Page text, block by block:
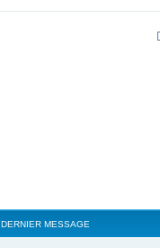
DERNIER MESSAGE